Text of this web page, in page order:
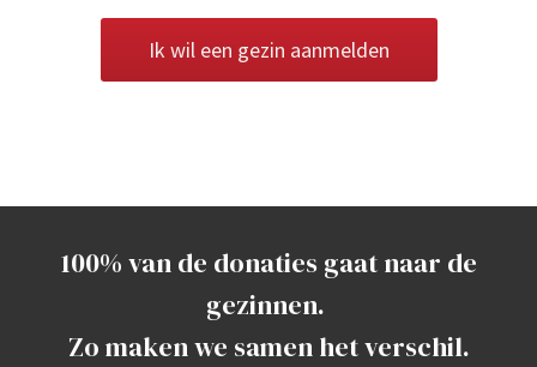
Ik wil een gezin aanmelden
100% van de donaties gaat naar de
gezinnen.
Zo maken we samen het verschil.